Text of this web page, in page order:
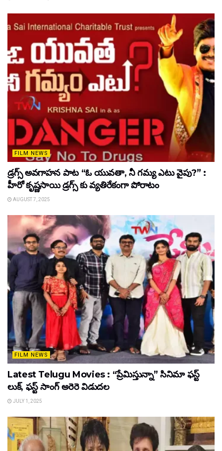
FILM NEWS
డ్రగ్స్ అవగాహన పాట “ఓ యువతా, నీ గమ్య ఎటు వైపు?” :
హీరో కృష్ణసాయి డ్రగ్స్ కు వ్యతిరేకంగా పోరాటం
AUGUST 7, 2025
FILM NEWS
Latest Telugu Movies : “ప్రేమిస్తున్నా” సినిమా ఫస్ట్
లుక్, ఫస్ట్ సాంగ్ అరెరె విడుదల
JULY 1, 2025